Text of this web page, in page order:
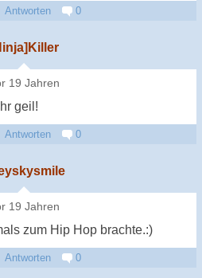
Antworten 0
19 Jahren
geil!
Antworten 0
19 Jahren
zum Hip Hop brachte.:)
Antworten 0